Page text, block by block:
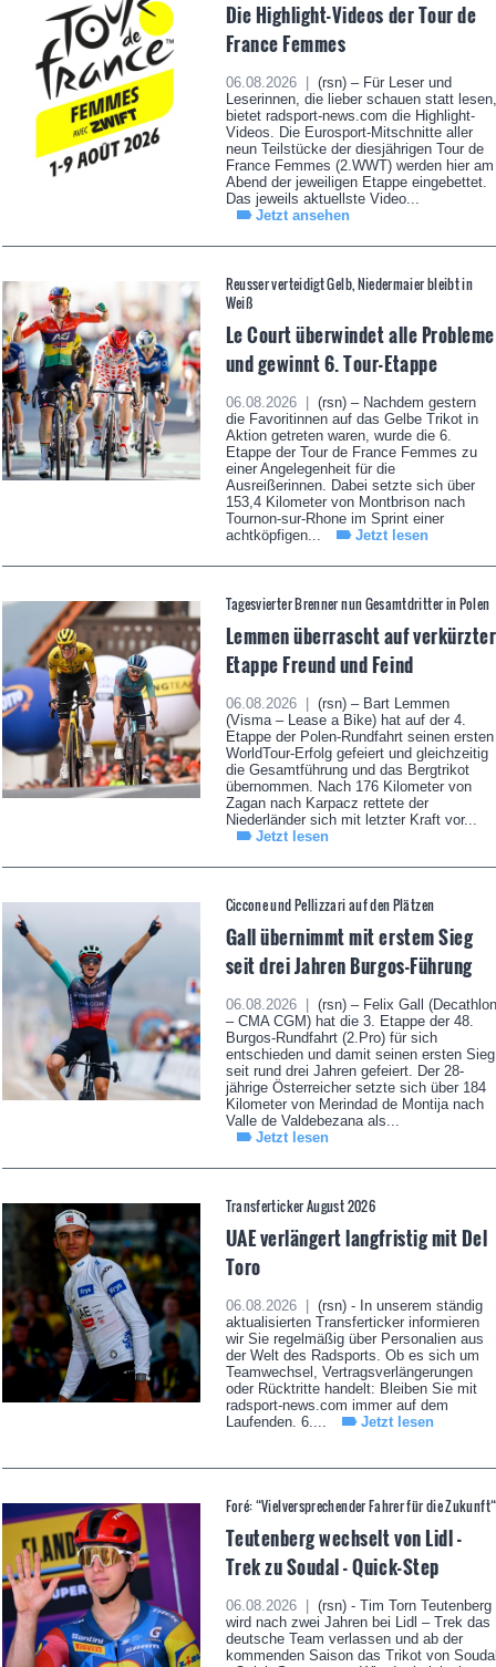
Die Highlight-Videos der Tour de
France Femmes
06.08.2026 |
(rsn) – Für Leser und
Leserinnen, die lieber schauen statt lesen,
bietet radsport-news.com die Highlight-
Videos. Die Eurosport-Mitschnitte aller
neun Teilstücke der diesjährigen Tour de
France Femmes (2.WWT) werden hier am
Abend der jeweiligen Etappe eingebettet.
Das jeweils aktuellste Video...
Jetzt ansehen
Reusser verteidigt Gelb, Niedermaier bleibt in
Weiß
Le Court überwindet alle Probleme
und gewinnt 6. Tour-Etappe
06.08.2026 |
(rsn) – Nachdem gestern
die Favoritinnen auf das Gelbe Trikot in
Aktion getreten waren, wurde die 6.
Etappe der Tour de France Femmes zu
einer Angelegenheit für die
Ausreißerinnen. Dabei setzte sich über
153,4 Kilometer von Montbrison nach
Tournon-sur-Rhone im Sprint einer
achtköpfigen...
Jetzt lesen
Tagesvierter Brenner nun Gesamtdritter in Polen
Lemmen überrascht auf verkürzter
Etappe Freund und Feind
06.08.2026 |
(rsn) – Bart Lemmen
(Visma – Lease a Bike) hat auf der 4.
Etappe der Polen-Rundfahrt seinen ersten
WorldTour-Erfolg gefeiert und gleichzeitig
die Gesamtführung und das Bergtrikot
übernommen. Nach 176 Kilometer von
Zagan nach Karpacz rettete der
Niederländer sich mit letzter Kraft vor...
Jetzt lesen
Ciccone und Pellizzari auf den Plätzen
Gall übernimmt mit erstem Sieg
seit drei Jahren Burgos-Führung
06.08.2026 |
(rsn) – Felix Gall (Decathlon
– CMA CGM) hat die 3. Etappe der 48.
Burgos-Rundfahrt (2.Pro) für sich
entschieden und damit seinen ersten Sieg
seit rund drei Jahren gefeiert. Der 28-
jährige Österreicher setzte sich über 184
Kilometer von Merindad de Montija nach
Valle de Valdebezana als...
Jetzt lesen
Transferticker August 2026
UAE verlängert langfristig mit Del
Toro
06.08.2026 |
(rsn) - In unserem ständig
aktualisierten Transferticker informieren
wir Sie regelmäßig über Personalien aus
der Welt des Radsports. Ob es sich um
Teamwechsel, Vertragsverlängerungen
oder Rücktritte handelt: Bleiben Sie mit
radsport-news.com immer auf dem
Laufenden. 6....
Jetzt lesen
Foré: “Vielversprechender Fahrer für die Zukunft“
Teutenberg wechselt von Lidl -
Trek zu Soudal - Quick-Step
06.08.2026 |
(rsn) - Tim Torn Teutenberg
wird nach zwei Jahren bei Lidl – Trek das
deutsche Team verlassen und ab der
kommenden Saison das Trikot von